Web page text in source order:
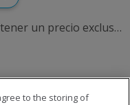
Regístrate / Inicia sesión para obtener un precio exclusivo
to the storing of